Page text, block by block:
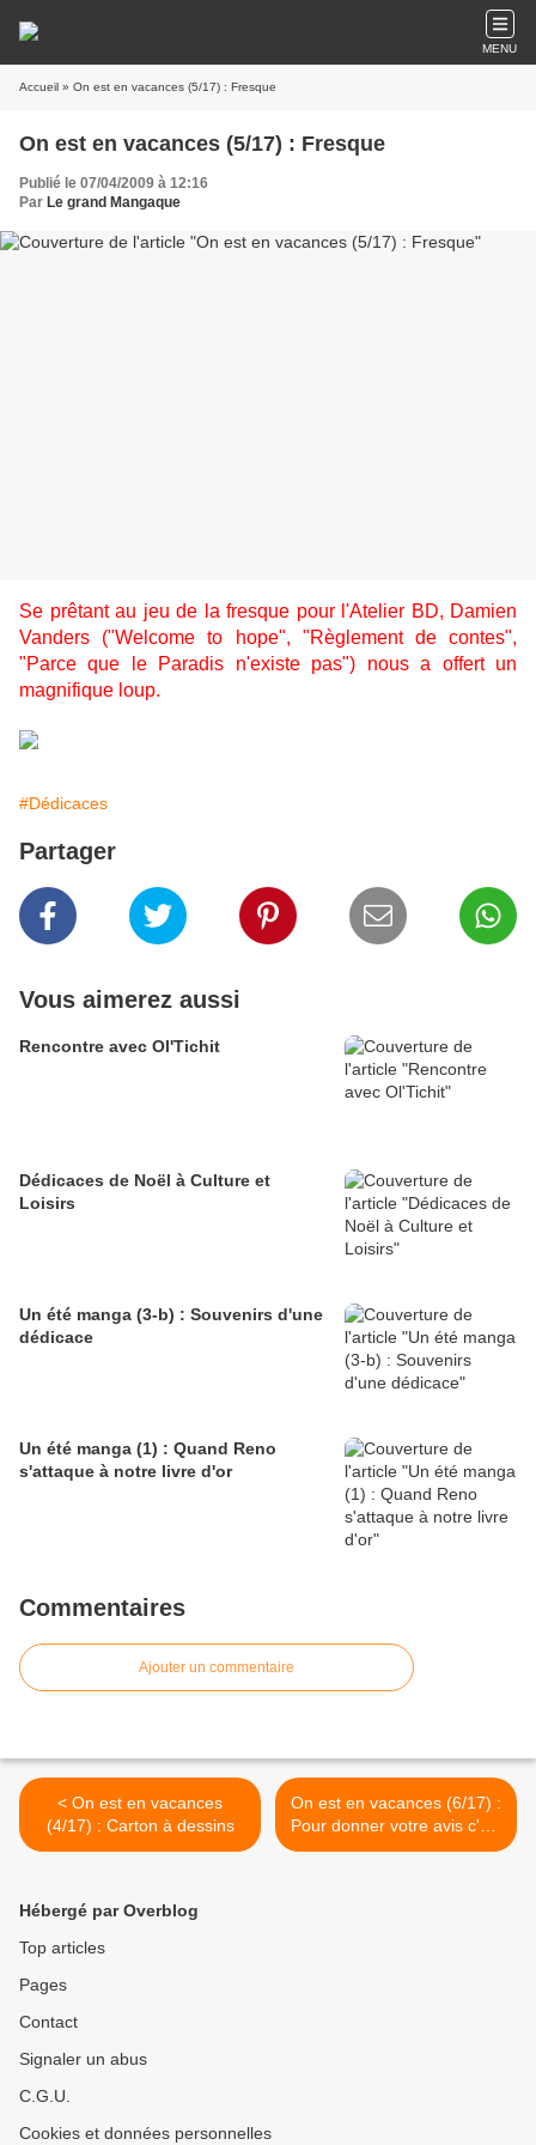
MENU
Accueil » On est en vacances (5/17) : Fresque
On est en vacances (5/17) : Fresque
Publié le 07/04/2009 à 12:16
Par Le grand Mangaque
Se prêtant au jeu de la fresque pour l'Atelier BD, Damien
Vanders ("Welcome to hope", "Règlement de contes",
"Parce que le Paradis n'existe pas") nous a offert un
magnifique loup.
#Dédicaces
Partager
Vous aimerez aussi
Rencontre avec Ol'Tichit
Dédicaces de Noël à Culture et
Loisirs
Un été manga (3-b) : Souvenirs d'une
dédicace
Un été manga (1) : Quand Reno
s'attaque à notre livre d'or
Commentaires
Ajouter un commentaire
< On est en vacances
(4/17) : Carton à dessins
On est en vacances (6/17) :
Pour donner votre avis c'est
ici >
Hébergé par Overblog
Top articles
Pages
Contact
Signaler un abus
C.G.U.
Cookies et données personnelles